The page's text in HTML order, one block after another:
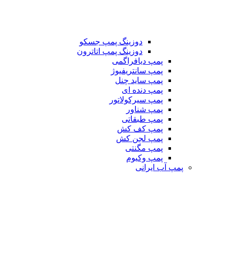
دوزینگ پمپ جسکو
دوزینگ پمپ اتاترون
پمپ دیافراگمی
پمپ سانتریفیوژ
پمپ ساید چنل
پمپ دنده ای
پمپ سیرکولاتور
پمپ شناور
پمپ طبقاتی
پمپ کف کش
پمپ لجن کش
پمپ مگنتی
پمپ وکیوم
پمپ آب ایرانی